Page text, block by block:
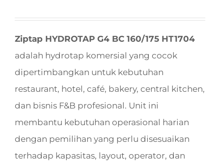
Ziptap HYDROTAP G4 BC 160/175 HT1704
adalah hydrotap komersial yang cocok
dipertimbangkan untuk kebutuhan
restaurant, hotel, café, bakery, central kitchen,
dan bisnis F&B profesional. Unit ini
membantu kebutuhan operasional harian
dengan pemilihan yang perlu disesuaikan
terhadap kapasitas, layout, operator, dan